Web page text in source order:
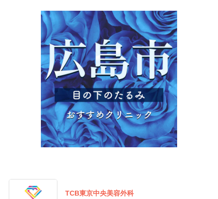
TCB東京中央美容外科